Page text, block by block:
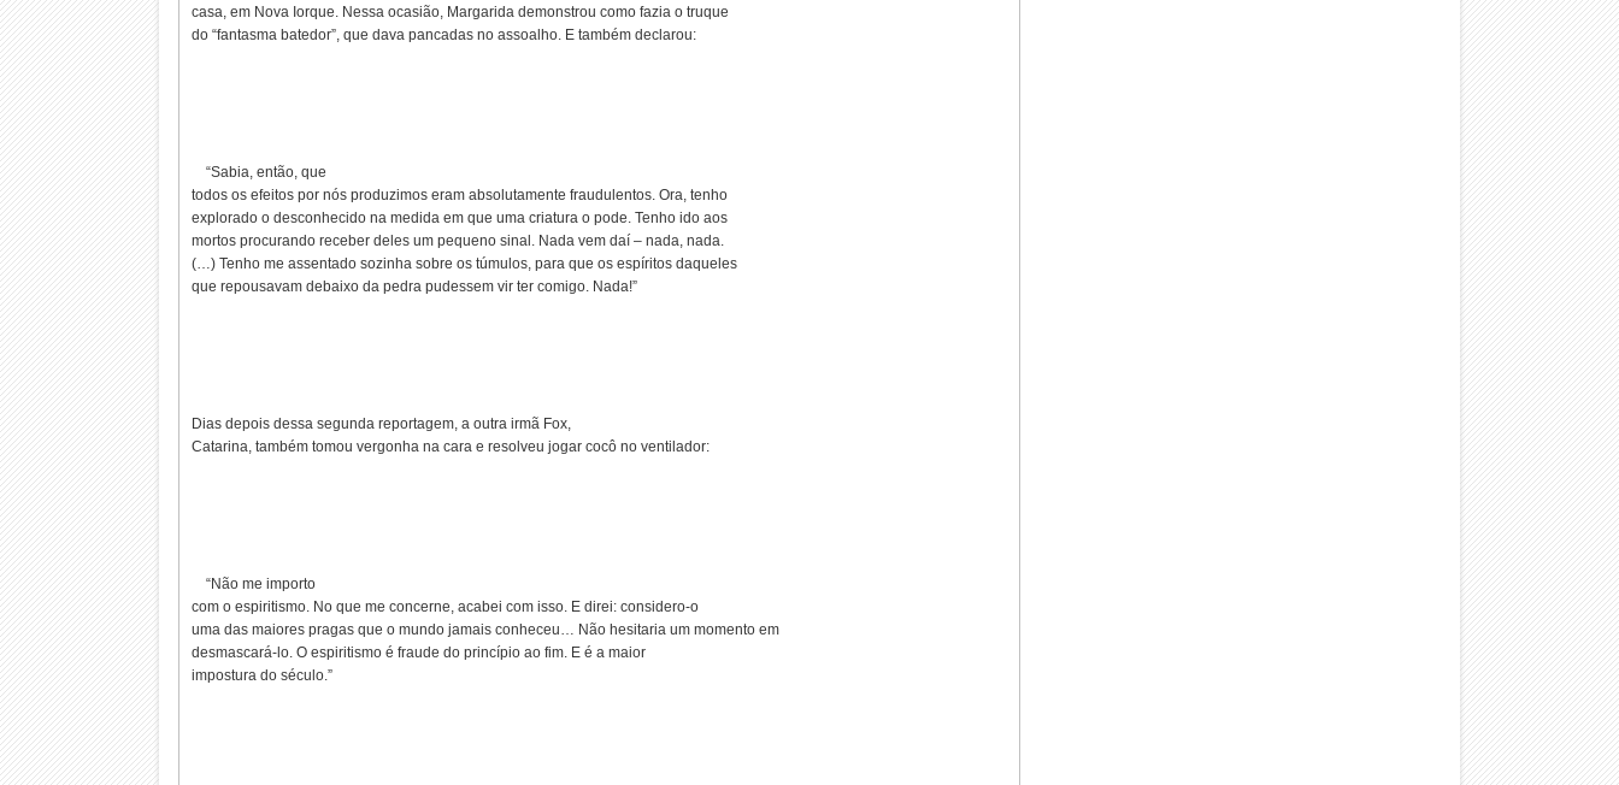
casa, em Nova Iorque. Nessa ocasião, Margarida demonstrou como fazia o truque
do “fantasma batedor”, que dava pancadas no assoalho. E também declarou:
“Sabia, então, que
todos os efeitos por nós produzimos eram absolutamente fraudulentos. Ora, tenho
explorado o desconhecido na medida em que uma criatura o pode. Tenho ido aos
mortos procurando receber deles um pequeno sinal. Nada vem daí – nada, nada.
(…) Tenho me assentado sozinha sobre os túmulos, para que os espíritos daqueles
que repousavam debaixo da pedra pudessem vir ter comigo. Nada!”
Dias depois dessa segunda reportagem, a outra irmã Fox,
Catarina, também tomou vergonha na cara e resolveu jogar cocô no ventilador:
“Não me importo
com o espiritismo. No que me concerne, acabei com isso. E direi: considero-o
uma das maiores pragas que o mundo jamais conheceu… Não hesitaria um momento em
desmascará-lo. O espiritismo é fraude do princípio ao fim. E é a maior
impostura do século.”